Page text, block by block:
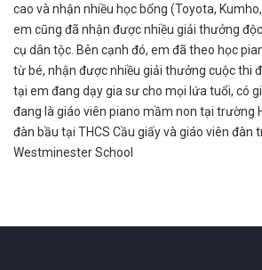
cao và nhận nhiều học bổng (Toyota,
em cũng đã nhận được nhiều giải thưởng
cụ dân tộc. Bên cạnh đó, em đã theo học
từ bé, nhận được nhiều giải thưởng cuộc thi
tại em đang dạy gia sư cho mọi lứa tuổi, có
đang là giáo viên piano mầm non tại trường
đàn bầu tại THCS Cầu giấy và giáo viên đàn
Westminester School